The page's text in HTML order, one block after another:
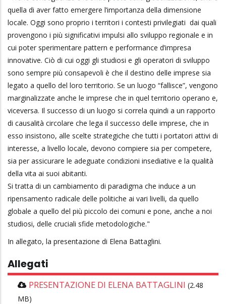
quella di aver fatto emergere l’importanza della dimensione
locale. Oggi sono proprio i territori i contesti privilegiati dai quali
provengono i più significativi impulsi allo sviluppo regionale e in
cui poter sperimentare pattern e performance d’impresa
innovative. Ciò di cui oggi gli studiosi e gli operatori di sviluppo
sono sempre più consapevoli è che il destino delle imprese sia
legato a quello del loro territorio. Se un luogo “fallisce”, vengono
marginalizzate anche le imprese che in quel territorio operano e,
viceversa. Il successo di un luogo si correla quindi a un rapporto
di causalità circolare che lega il successo delle imprese, che in
esso insistono, alle scelte strategiche che tutti i portatori attivi di
interesse, a livello locale, devono compiere sia per competere,
sia per assicurare le adeguate condizioni insediative e la qualità
della vita ai suoi abitanti.
Si tratta di un cambiamento di paradigma che induce a un
ripensamento radicale delle politiche ai vari livelli, da quello
globale a quello del più piccolo dei comuni e pone, anche a noi
studiosi, delle cruciali sfide metodologiche."
In allegato, la presentazione di Elena Battaglini.
Allegati
PRESENTAZIONE DI ELENA BATTAGLINI (2.48
MB)